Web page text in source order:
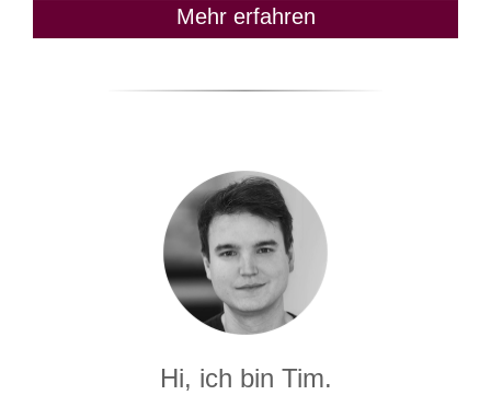
Mehr erfahren
Hi, ich bin Tim.